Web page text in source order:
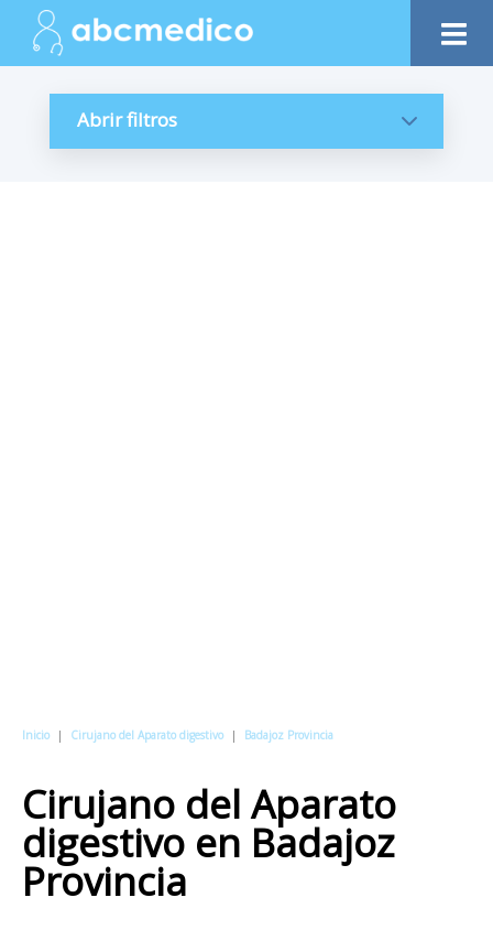
Abrir filtros
Inicio | Cirujano del Aparato digestivo | Badajoz Provincia
Cirujano del Aparato
digestivo en Badajoz
Provincia